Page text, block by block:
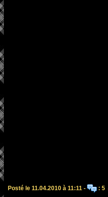
Posté le 11.04.2010 à 11:11 - : 5